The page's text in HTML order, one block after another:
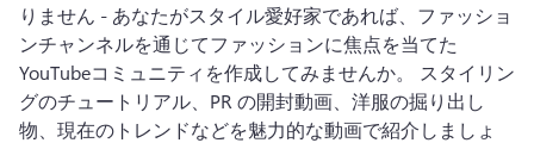
りません - あなたがスタイル愛好家であれば、ファッショ
ンチャンネルを通じてファッションに焦点を当てた
YouTubeコミュニティを作成してみませんか。 スタイリン
グのチュートリアル、PR の開封動画、洋服の掘り出し
物、現在のトレンドなどを魅力的な動画で紹介しましょ